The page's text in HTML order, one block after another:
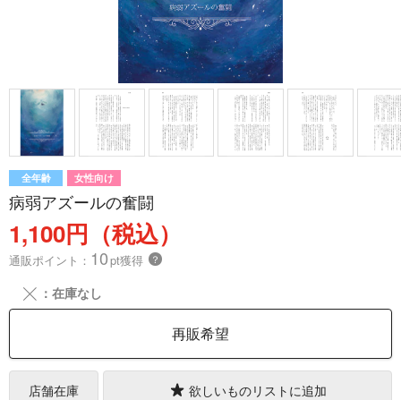
全年齢 女性向け
病弱アズールの奮闘
1,100円（税込）
通販ポイント： 10pt獲得 ？
╳ ：在庫なし
再販希望
店舗在庫 欲しいものリストに追加